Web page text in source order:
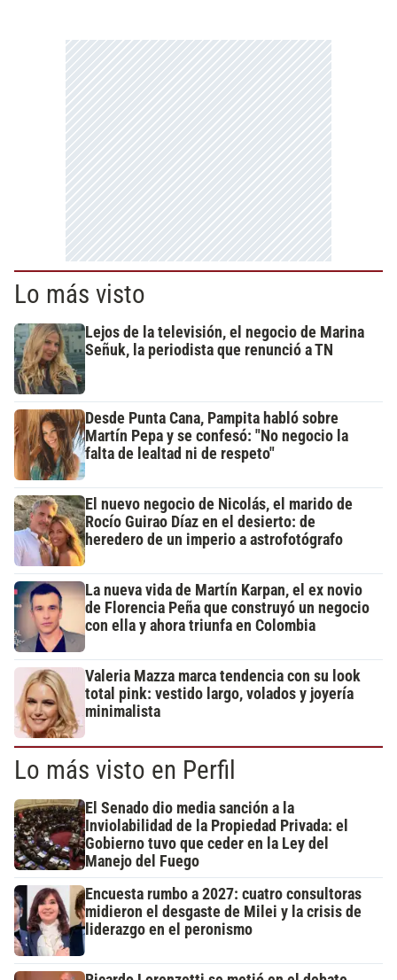
Lo más visto
Lejos de la televisión, el negocio de Marina
Señuk, la periodista que renunció a TN
Desde Punta Cana, Pampita habló sobre
Martín Pepa y se confesó: "No negocio la
falta de lealtad ni de respeto"
El nuevo negocio de Nicolás, el marido de
Rocío Guirao Díaz en el desierto: de
heredero de un imperio a astrofotógrafo
La nueva vida de Martín Karpan, el ex novio
de Florencia Peña que construyó un negocio
con ella y ahora triunfa en Colombia
Valeria Mazza marca tendencia con su look
total pink: vestido largo, volados y joyería
minimalista
Lo más visto en Perfil
El Senado dio media sanción a la
Inviolabilidad de la Propiedad Privada: el
Gobierno tuvo que ceder en la Ley del
Manejo del Fuego
Encuesta rumbo a 2027: cuatro consultoras
midieron el desgaste de Milei y la crisis de
liderazgo en el peronismo